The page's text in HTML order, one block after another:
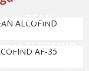
BEAN
ALCOFIND
dokładny